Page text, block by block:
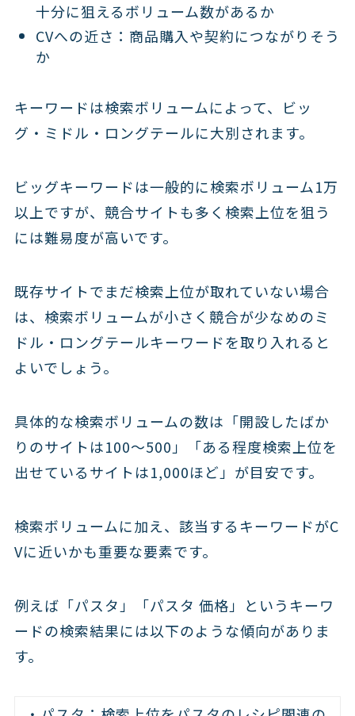
十分に狙えるボリューム数があるか
CVへの近さ：商品購入や契約につながりそう
か
キーワードは検索ボリュームによって、ビッ
グ・ミドル・ロングテールに大別されます。
ビッグキーワードは一般的に検索ボリューム1万
以上ですが、競合サイトも多く検索上位を狙う
には難易度が高いです。
既存サイトでまだ検索上位が取れていない場合
は、検索ボリュームが小さく競合が少なめのミ
ドル・ロングテールキーワードを取り入れると
よいでしょう。
具体的な検索ボリュームの数は「開設したばか
りのサイトは100〜500」「ある程度検索上位を
出せているサイトは1,000ほど」が目安です。
検索ボリュームに加え、該当するキーワードがC
Vに近いかも重要な要素です。
例えば「パスタ」「パスタ 価格」というキーワ
ードの検索結果には以下のような傾向がありま
す。